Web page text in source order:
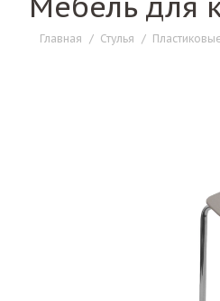
Главная / Стулья /